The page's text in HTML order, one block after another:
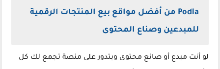
Podia من أفضل مواقع بيع المنتجات الرقمية
للمبدعين وصناع المحتوى
لو أنت مبدع أو صانع محتوى وبتدور على منصة تجمع لك كل